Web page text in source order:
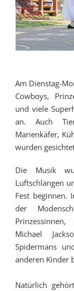
Am Dienstag-
Cowboys,
und viele
an. Auch
Marienkäfer,
wurden
Die Musik
Luftschlangen
Fest beginnen.
der
Michael
Spidermans
anderen Kinder
Natürlich